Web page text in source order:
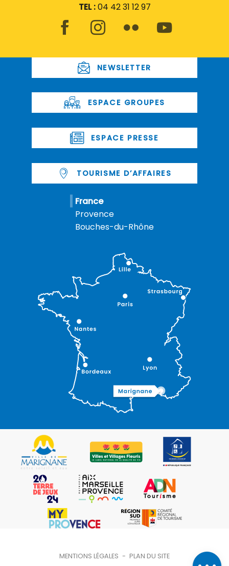
par email
TEL :04 42 31 12 97
NEWSLETTER
ESPACE GROUPES
ESPACE PRESSE
TOURISME D’AFFAIRES
France
Provence
Bouches-du-Rhône
MENTIONS LÉGALES - PLAN DU SITE